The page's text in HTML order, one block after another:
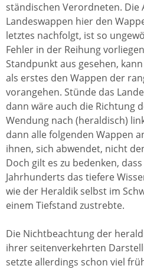
ständischen Verordneten. Die
Landeswappen hier den
letztes nachfolgt, ist so
Fehler in der Reihung
Standpunkt aus gesehen,
als erstes den Wappen der
vorangehen. Stünde das
dann wäre auch die Richtung
Wendung nach (heraldisch)
dann alle folgenden Wappen
ihnen, sich abwendet, nicht
Doch gilt es zu bedenken,
Jahrhunderts das tiefere
wie der Heraldik selbst im
einem Tiefstand zustrebte.
Die Nichtbeachtung der
ihrer seitenverkehrten
setzte allerdings schon viel